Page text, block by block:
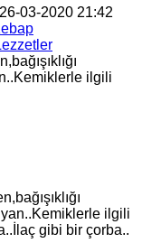
03-2020 21:42
ilgili
gibi bir çorba..